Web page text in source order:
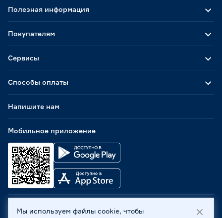
Способы оплаты
Мобильное приложение
Полезная информация
Покупателям
Сервисы
Напишите нам
ООО «Бауцентр Рус» 2004 -2026, 236029, г. Калининград,
Мы используем файлы cookie, чтобы